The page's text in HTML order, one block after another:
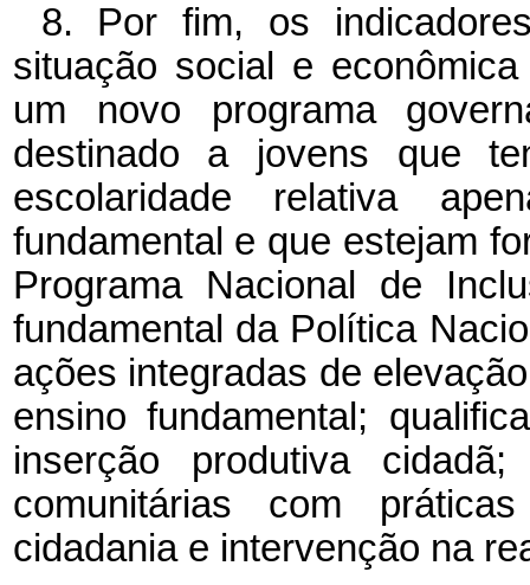
8. Por fim, os
situação social e
um novo programa
destinado a jovens que
escolaridade relativa
fundamental e que estejam
Programa Nacional de
fundamental da Política
ações integradas de
ensino fundamental;
inserção produtiva
comunitárias com
cidadania e intervenção na